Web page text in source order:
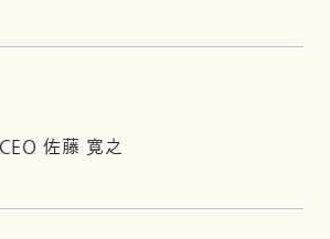
佐藤 寛之